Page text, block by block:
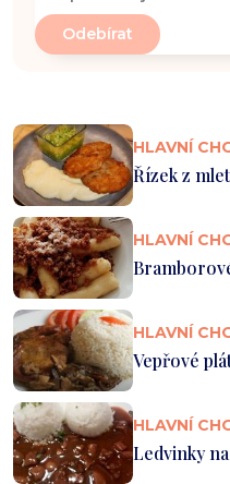
HLAVNÍ
Řízek z
HLAVNÍ
HLAVNÍ
Vepřové
HLAVNÍ
Ledvinky